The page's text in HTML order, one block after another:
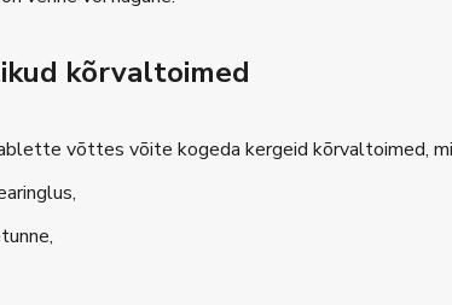
kõrvaltoimed
võttes võite kogeda kergeid kõrvaltoimed,